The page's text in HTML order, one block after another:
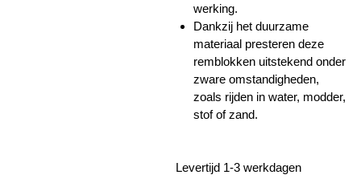
werking.
Dankzij het duurzame
materiaal presteren deze
remblokken uitstekend onder
zware omstandigheden,
zoals rijden in water, modder,
stof of zand.
Levertijd 1-3 werkdagen